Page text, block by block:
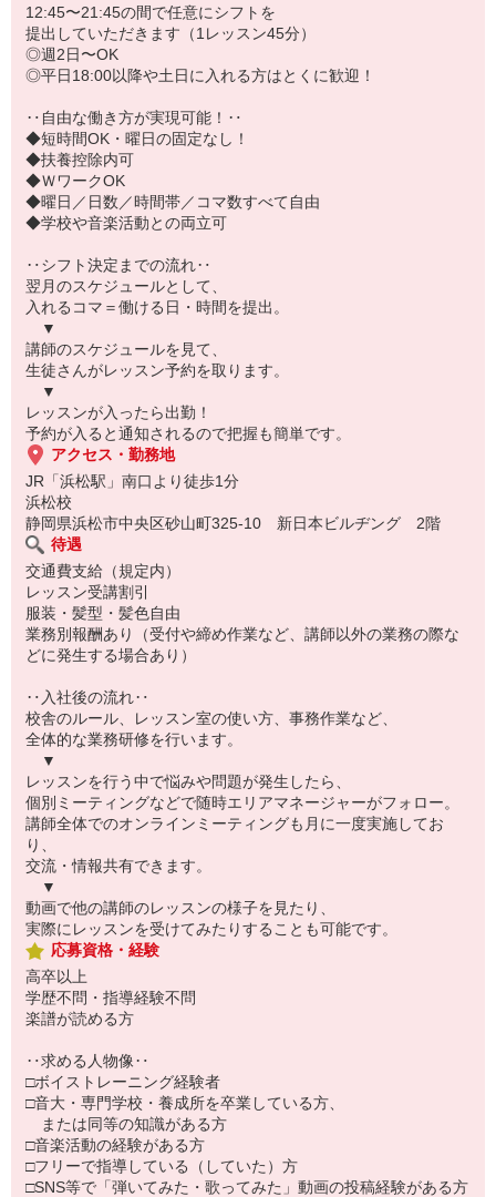
さまざまな方が活躍中！
＼さらに／
会社として「歌ってみた」動画の投稿に力を入れています。
あなた自身の音楽経験の幅も広げていくことが可能です。
12:45〜21:45の間で任意にシフトを
提出していただきます（1レッスン45分）
◎週2日〜OK
◎平日18:00以降や土日に入れる方はとくに歓迎！
‥自由な働き方が実現可能！‥
◆短時間OK・曜日の固定なし！
◆扶養控除内可
◆ＷワークOK
◆曜日／日数／時間帯／コマ数すべて自由
◆学校や音楽活動との両立可
‥シフト決定までの流れ‥
翌月のスケジュールとして、
入れるコマ＝働ける日・時間を提出。
▼
講師のスケジュールを見て、
生徒さんがレッスン予約を取ります。
▼
レッスンが入ったら出勤！
予約が入ると通知されるので把握も簡単です。
アクセス・勤務地
JR「浜松駅」南口より徒歩1分
浜松校
静岡県浜松市中央区砂山町325-10 新日本ビルヂング 2階
待遇
交通費支給（規定内）
レッスン受講割引
服装・髪型・髪色自由
業務別報酬あり（受付や締め作業など、講師以外の業務の際な
どに発生する場合あり）
‥入社後の流れ‥
校舎のルール、レッスン室の使い方、事務作業など、
全体的な業務研修を行います。
▼
レッスンを行う中で悩みや問題が発生したら、
個別ミーティングなどで随時エリアマネージャーがフォロー。
講師全体でのオンラインミーティングも月に一度実施してお
り、
交流・情報共有できます。
▼
動画で他の講師のレッスンの様子を見たり、
実際にレッスンを受けてみたりすることも可能です。
応募資格・経験
高卒以上
学歴不問・指導経験不問
楽譜が読める方
‥求める人物像‥
□ボイストレーニング経験者
□音大・専門学校・養成所を卒業している方、
または同等の知識がある方
□音楽活動の経験がある方
□フリーで指導している（していた）方
□SNS等で「弾いてみた・歌ってみた」動画の投稿経験がある方